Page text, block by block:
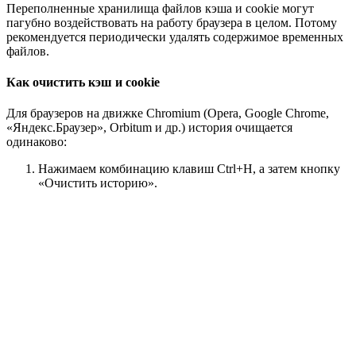
Переполненные хранилища файлов кэша и cookie могут
пагубно воздействовать на работу браузера в целом. Потому
рекомендуется периодически удалять содержимое временных
файлов.
Как очистить кэш и cookie
Для браузеров на движке Chromium (Opera, Google Chrome,
«Яндекс.Браузер», Orbitum и др.) история очищается
одинаково:
Нажимаем комбинацию клавиш Ctrl+H, а затем кнопку
«Очистить историю».